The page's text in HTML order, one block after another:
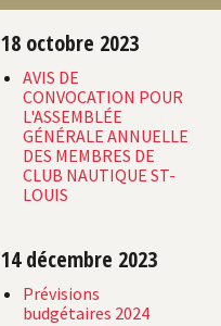
18 octobre 2023
AVIS DE
CONVOCATION POUR
L'ASSEMBLÉE
GÉNÉRALE ANNUELLE
DES MEMBRES DE
CLUB NAUTIQUE ST-
LOUIS
14 décembre 2023
Prévisions
budgétaires 2024